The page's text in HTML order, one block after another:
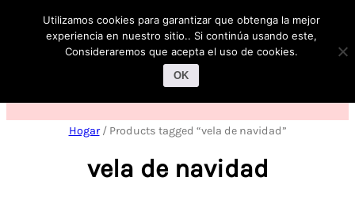
Hogar/ Products tagged “vela de navidad”
vela de navidad
Utilizamos cookies para garantizar que obtenga la mejor
experiencia en nuestro sitio.. Si continúa usando este,
Consideraremos que acepta el uso de cookies.
OK